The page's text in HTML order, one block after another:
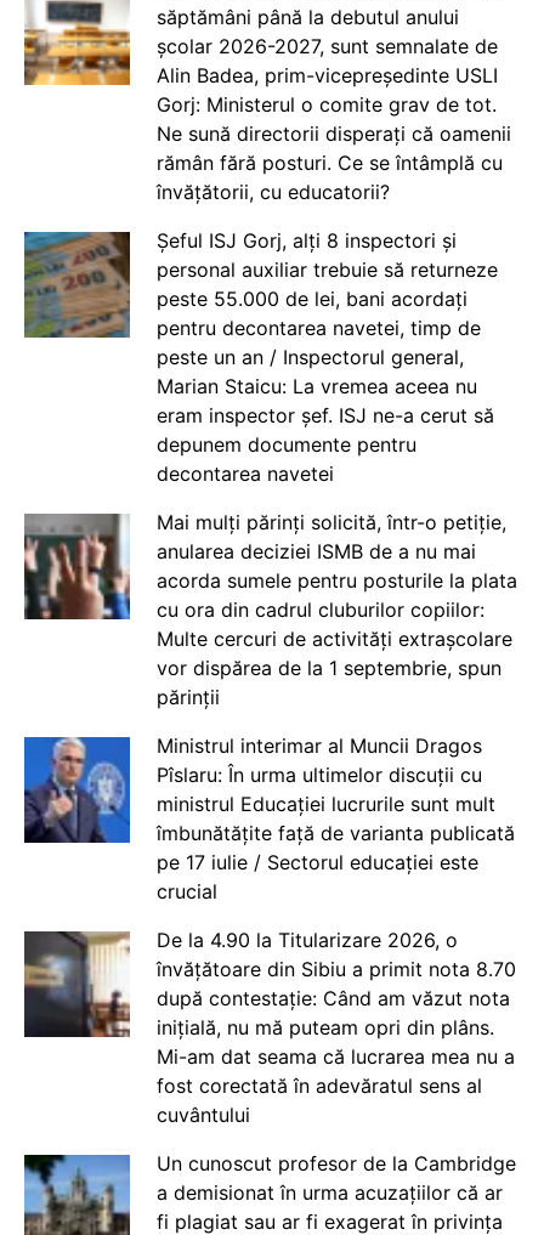
săptămâni până la debutul anului
școlar 2026-2027, sunt semnalate de
Alin Badea, prim-vicepreședinte USLI
Gorj: Ministerul o comite grav de tot.
Ne sună directorii disperați că oamenii
rămân fără posturi. Ce se întâmplă cu
învățătorii, cu educatorii?
Șeful ISJ Gorj, alți 8 inspectori și
personal auxiliar trebuie să returneze
peste 55.000 de lei, bani acordați
pentru decontarea navetei, timp de
peste un an / Inspectorul general,
Marian Staicu: La vremea aceea nu
eram inspector șef. ISJ ne-a cerut să
depunem documente pentru
decontarea navetei
Mai mulți părinți solicită, într-o petiție,
anularea deciziei ISMB de a nu mai
acorda sumele pentru posturile la plata
cu ora din cadrul cluburilor copiilor:
Multe cercuri de activități extrașcolare
vor dispărea de la 1 septembrie, spun
părinții
Ministrul interimar al Muncii Dragos
Pîslaru: În urma ultimelor discuții cu
ministrul Educației lucrurile sunt mult
îmbunătățite față de varianta publicată
pe 17 iulie / Sectorul educației este
crucial
De la 4.90 la Titularizare 2026, o
învățătoare din Sibiu a primit nota 8.70
după contestație: Când am văzut nota
inițială, nu mă puteam opri din plâns.
Mi-am dat seama că lucrarea mea nu a
fost corectată în adevăratul sens al
cuvântului
Un cunoscut profesor de la Cambridge
a demisionat în urma acuzațiilor că ar
fi plagiat sau ar fi exagerat în privința